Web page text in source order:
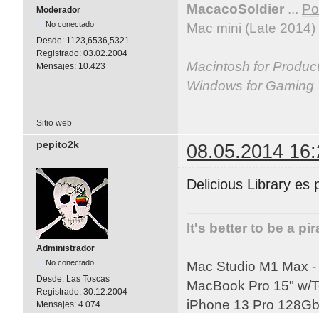
Moderador
No conectado
Desde: 1123,6536,5321
Registrado: 03.02.2004
Mensajes: 10.423
MacacoSoldier ...
Mac mini (Late
Macintosh for
Windows for Gaming
Sitio web
pepito2k 08.05.2014
Administrador
No conectado
Desde: Las Toscas
Registrado: 30.12.2004
Mensajes: 4.074
Delicious Library es
It's better to be a
Mac Studio M1 Max
MacBook Pro 15" w/
iPhone 13 Pro